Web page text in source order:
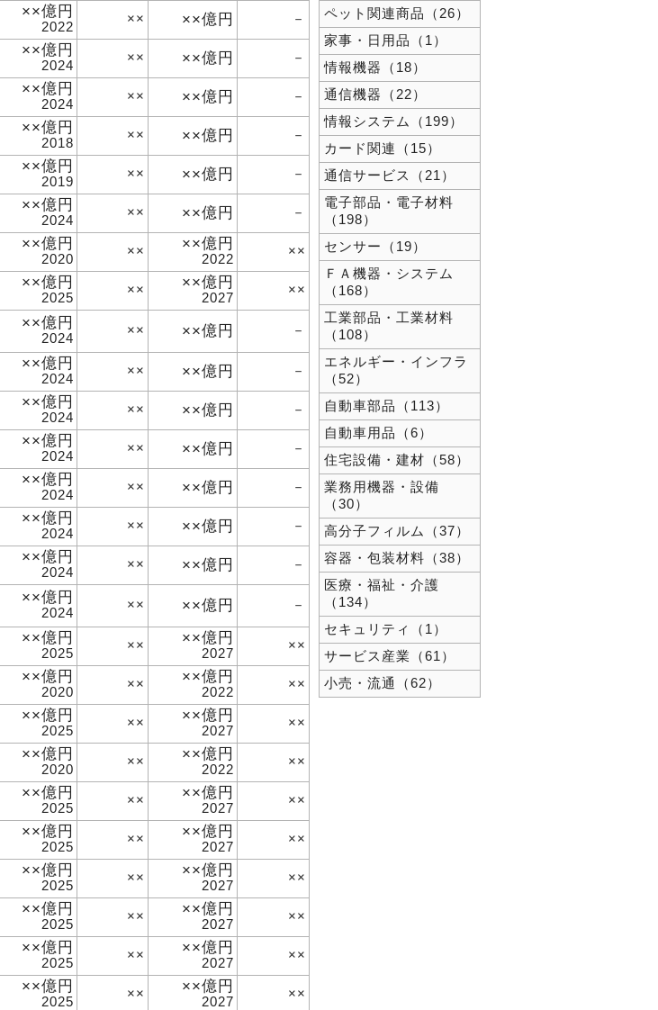
××億円
2022
×× ××億円 －
××億円
2024
×× ××億円 －
××億円
2024
×× ××億円 －
××億円
2018
×× ××億円 －
××億円
2019
×× ××億円 －
××億円
2024
×× ××億円 －
××億円
2020
×× ××億円
2022
××
××億円
2025
×× ××億円
2027
××
××億円
2024
×× ××億円 －
××億円
2024
×× ××億円 －
××億円
2024
×× ××億円 －
××億円
2024
×× ××億円 －
××億円
2024
×× ××億円 －
××億円
2024
×× ××億円 －
××億円
2024
×× ××億円 －
××億円
2024
×× ××億円 －
××億円
2025
×× ××億円
2027
××
××億円
2020
×× ××億円
2022
××
××億円
2025
×× ××億円
2027
××
××億円
2020
×× ××億円
2022
××
××億円
2025
×× ××億円
2027
××
××億円
2025
×× ××億円
2027
××
××億円
2025
×× ××億円
2027
××
××億円
2025
×× ××億円
2027
××
××億円
2025
×× ××億円
2027
××
××億円
2025
×× ××億円
2027
××
ペット関連商品（26）
家事・日用品（1）
情報機器（18）
通信機器（22）
情報システム（199）
カード関連（15）
通信サービス（21）
電子部品・電子材料
（198）
センサー（19）
ＦＡ機器・システム
（168）
工業部品・工業材料
（108）
エネルギー・インフラ
（52）
自動車部品（113）
自動車用品（6）
住宅設備・建材（58）
業務用機器・設備
（30）
高分子フィルム（37）
容器・包装材料（38）
医療・福祉・介護
（134）
セキュリティ（1）
サービス産業（61）
小売・流通（62）